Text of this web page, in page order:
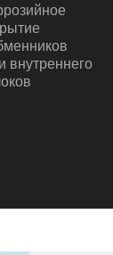
внутреннего